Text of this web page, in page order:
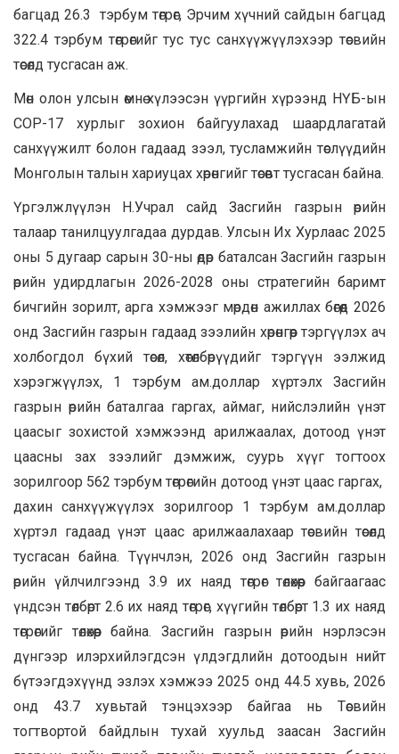
багцад 26.3 тэрбум төгрөг, Эрчим хүчний сайдын багцад
322.4 тэрбум төгрөгийг тус тус санхүүжүүлэхээр төсвийн
төсөлд тусгасан аж.
Мөн олон улсын өмнө хүлээсэн үүргийн хүрээнд НҮБ-ын
СОР-17 хурлыг зохион байгуулахад шаардлагатай
санхүүжилт болон гадаад зээл, тусламжийн төслүүдийн
Монголын талын хариуцах хөрөнгийг төсөвт тусгасан байна.
Үргэлжлүүлэн Н.Учрал сайд Засгийн газрын өрийн
талаар танилцуулгадаа дурдав. Улсын Их Хурлаас 2025
оны 5 дугаар сарын 30-ны өдөр баталсан Засгийн газрын
өрийн удирдлагын 2026-2028 оны стратегийн баримт
бичгийн зорилт, арга хэмжээг мөрдөн ажиллах бөгөөд 2026
онд Засгийн газрын гадаад зээлийн хөрөнгөөр тэргүүлэх ач
холбогдол бүхий төсөл, хөтөлбөрүүдийг тэргүүн ээлжид
хэрэгжүүлэх, 1 тэрбум ам.доллар хүртэлх Засгийн
газрын өрийн баталгаа гаргах, аймаг, нийслэлийн үнэт
цаасыг зохистой хэмжээнд арилжаалах, дотоод үнэт
цаасны зах зээлийг дэмжиж, суурь хүүг тогтоох
зорилгоор 562 тэрбум төгрөгийн дотоод үнэт цаас гаргах,
дахин санхүүжүүлэх зорилгоор 1 тэрбум ам.доллар
хүртэл гадаад үнэт цаас арилжаалахаар төсвийн төсөлд
тусгасан байна. Түүнчлэн, 2026 онд Засгийн газрын
өрийн үйлчилгээнд 3.9 их наяд төгрөг төлөхөөр байгаагаас
үндсэн төлбөрт 2.6 их наяд төгрөг, хүүгийн төлбөрт 1.3 их наяд
төгрөгийг төлөхөөр байна. Засгийн газрын өрийн нэрлэсэн
дүнгээр илэрхийлэгдсэн үлдэгдлийн дотоодын нийт
бүтээгдэхүүнд эзлэх хэмжээ 2025 онд 44.5 хувь, 2026
онд 43.7 хувьтай тэнцэхээр байгаа нь Төсвийн
тогтвортой байдлын тухай хуульд заасан Засгийн